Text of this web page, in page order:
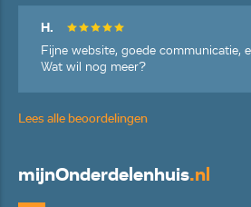
H.
Fijne website, goede communicatie,
Wat wil nog meer?
Lees alle beoordelingen
mijnOnderdelenhuis.nl